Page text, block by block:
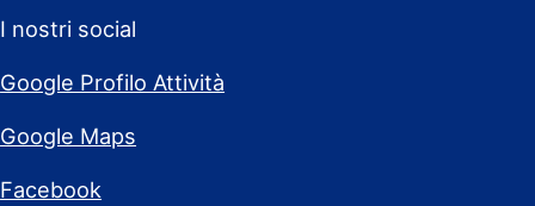
I nostri social
Google Profilo Attività
Google Maps
Facebook